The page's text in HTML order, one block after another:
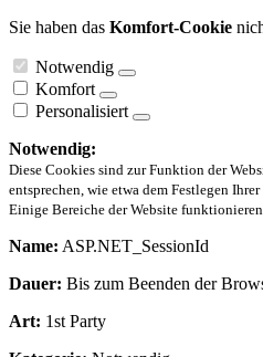
Sie haben das Komfort-Cookie
Notwendig
Komfort
Personalisiert
Notwendig:
Diese Cookies sind zur Funktion der
entsprechen, wie etwa dem Festlegen
Einige Bereiche der Website
Name: ASP.NET_SessionId
Dauer: Bis zum Beenden der
Art: 1st Party